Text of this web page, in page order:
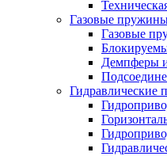
Газовые
Газовые
Демпферы
Гидравлические